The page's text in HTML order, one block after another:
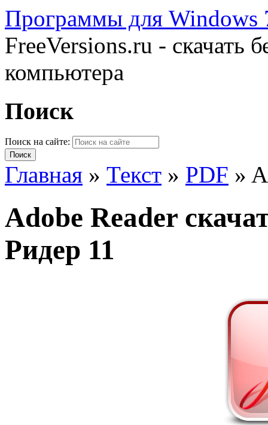
Программы для Windows
FreeVersions.ru - скачать
компьютера
Поиск
Поиск на сайте:
Главная » Текст » PDF »
Adobe Reader
Ридер 11